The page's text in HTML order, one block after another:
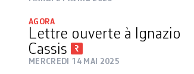
AGORA
Lettre ouverte à Ignazio
Cassis
MERCREDI 14 MAI 2025